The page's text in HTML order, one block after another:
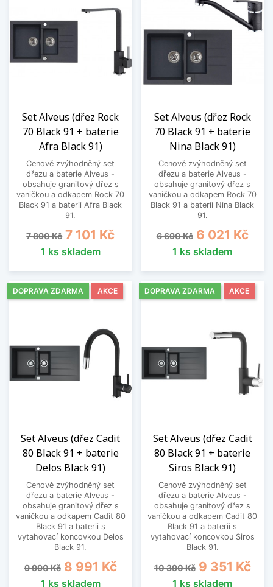
Set Alveus (dřez Rock
70 Black 91 + baterie
Afra Black 91)
Cenově zvýhodněný set
dřezu a baterie Alveus -
obsahuje granitový dřez s
vaničkou a odkapem Rock 70
Black 91 a baterii Afra Black
91.
Běžná cena
7 890 Kč Cena
7 101 Kč
1 ks skladem
Set Alveus (dřez Rock
70 Black 91 + baterie
Nina Black 91)
Cenově zvýhodněný set
dřezu a baterie Alveus -
obsahuje granitový dřez s
vaničkou a odkapem Rock 70
Black 91 a baterii Nina Black
91.
Běžná cena
6 690 Kč Cena
6 021 Kč
1 ks skladem
Set Alveus (dřez Cadit
80 Black 91 + baterie
Delos Black 91)
Cenově zvýhodněný set
dřezu a baterie Alveus -
obsahuje granitový dřez s
vaničkou a odkapem Cadit 80
Black 91 a baterii s
vytahovací koncovkou Delos
Black 91.
Běžná cena
9 990 Kč Cena
8 991 Kč
1 ks skladem
DOPRAVA ZDARMA AKCE
Set Alveus (dřez Cadit
80 Black 91 + baterie
Siros Black 91)
Cenově zvýhodněný set
dřezu a baterie Alveus -
obsahuje granitový dřez s
vaničkou a odkapem Cadit 80
Black 91 a baterii s
vytahovací koncovkou Siros
Black 91.
Běžná cena
10 390 Kč Cena
9 351 Kč
1 ks skladem
DOPRAVA ZDARMA AKCE